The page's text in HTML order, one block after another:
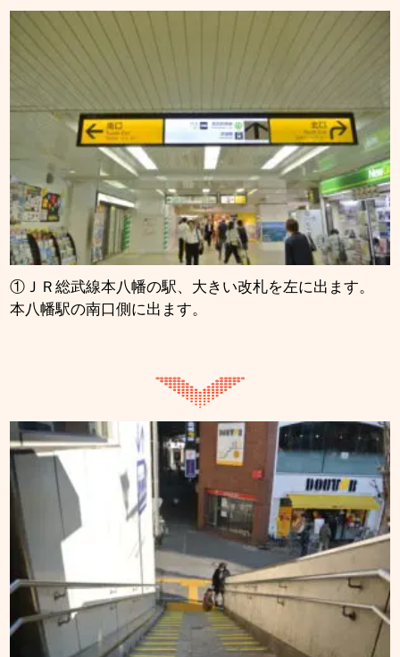
①ＪＲ総武線本八幡の駅、大きい改札を左に出ます。
本八幡駅の南口側に出ます。